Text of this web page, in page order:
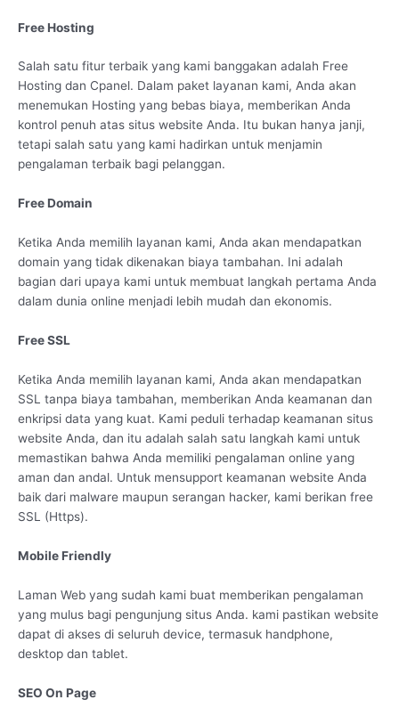
Free Hosting
Salah satu fitur terbaik yang kami banggakan adalah Free
Hosting dan Cpanel. Dalam paket layanan kami, Anda akan
menemukan Hosting yang bebas biaya, memberikan Anda
kontrol penuh atas situs website Anda. Itu bukan hanya janji,
tetapi salah satu yang kami hadirkan untuk menjamin
pengalaman terbaik bagi pelanggan.
Free Domain
Ketika Anda memilih layanan kami, Anda akan mendapatkan
domain yang tidak dikenakan biaya tambahan. Ini adalah
bagian dari upaya kami untuk membuat langkah pertama Anda
dalam dunia online menjadi lebih mudah dan ekonomis.
Free SSL
Ketika Anda memilih layanan kami, Anda akan mendapatkan
SSL tanpa biaya tambahan, memberikan Anda keamanan dan
enkripsi data yang kuat. Kami peduli terhadap keamanan situs
website Anda, dan itu adalah salah satu langkah kami untuk
memastikan bahwa Anda memiliki pengalaman online yang
aman dan andal. Untuk mensupport keamanan website Anda
baik dari malware maupun serangan hacker, kami berikan free
SSL (Https).
Mobile Friendly
Laman Web yang sudah kami buat memberikan pengalaman
yang mulus bagi pengunjung situs Anda. kami pastikan website
dapat di akses di seluruh device, termasuk handphone,
desktop dan tablet.
SEO On Page